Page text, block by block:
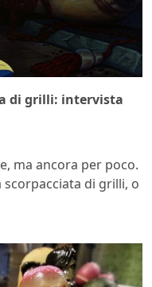
di grilli: intervista
ma ancora per poco.
di grilli, o